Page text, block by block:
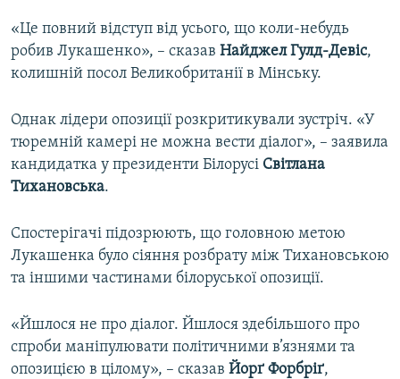
«Це повний відступ від усього, що коли-небудь
робив Лукашенко», – сказав Найджел Гулд-Девіс,
колишній посол Великобританії в Мінську.
Однак лідери опозиції розкритикували зустріч. «У
тюремній камері не можна вести діалог», – заявила
кандидатка у президенти Білорусі Світлана
Тихановська.
Спостерігачі підозрюють, що головною метою
Лукашенка було сіяння розбрату між Тихановською
та іншими частинами білоруської опозиції.
«Йшлося не про діалог. Йшлося здебільшого про
спроби маніпулювати політичними в’язнями та
опозицією в цілому», – сказав Йорґ Форбріґ,